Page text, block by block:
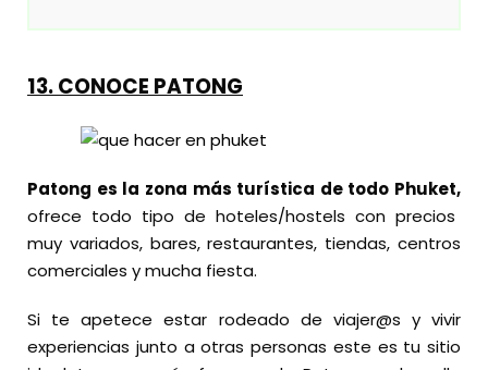
13. CONOCE PATONG
Patong es la zona más turística de todo Phuket,
ofrece todo tipo de hoteles/hostels con precios
muy variados, bares, restaurantes, tiendas, centros
comerciales y mucha fiesta.
Si te apetece estar rodeado de viajer@s y vivir
experiencias junto a otras personas este es tu sitio